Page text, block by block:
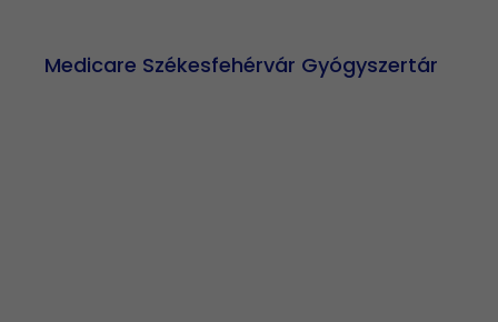
Medicare Székesfehérvár Gyógyszertár